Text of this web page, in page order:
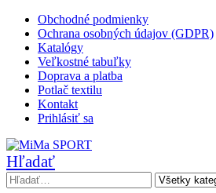
Obchodné podmienky
Ochrana osobných údajov (GDPR)
Katalógy
Veľkostné tabuľky
Doprava a platba
Potlač textilu
Kontakt
Prihlásiť sa
Hľadať